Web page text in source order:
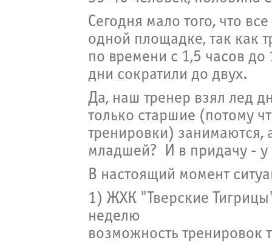
Сегодня мало того, что
одной площадке, так как
по времени с 1,5 часов
дни сократили до двух.
Да, наш тренер взял лед
только старшие (потому
тренировки) занимаются,
младшей? И в придачу - у
В настоящий момент
1) ЖХК "Тверские
неделю
возможность тренировок